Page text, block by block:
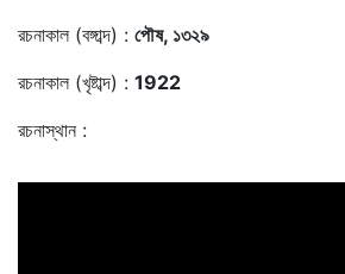
রচনাকাল (বঙ্গাব্দ) : পৌষ, ১৩২৯
রচনাকাল (খৃষ্টাব্দ) : 1922
রচনাস্থান :